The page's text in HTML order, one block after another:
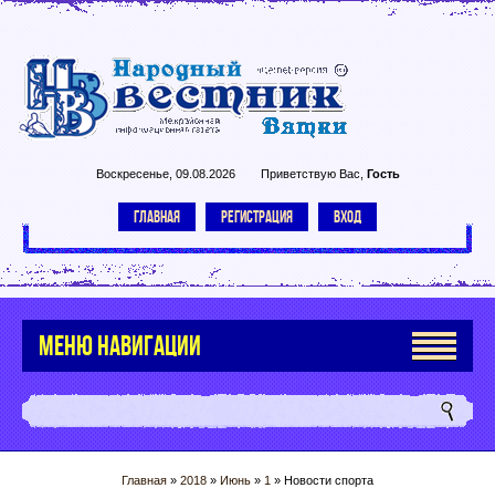
Воскресенье, 09.08.2026 Приветствую Вас Гость
ГЛАВНАЯ РЕГИСТРАЦИЯ ВХОД
МЕНЮ НАВИГАЦИИ
Главная » 2018 » Июнь » 1 » Новости спорта